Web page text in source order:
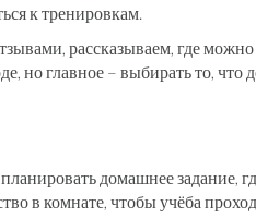
к тренировкам.
рассказываем, где
но главное – выбирать то, что
домашнее задание,
в комнате, чтобы учёба